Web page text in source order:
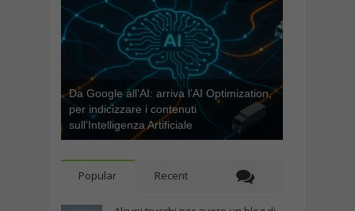
Da Google all’AI: arriva l’AI Optimization,
per indicizzare i contenuti
sull’Intelligenza Artificiale
Popular Recent